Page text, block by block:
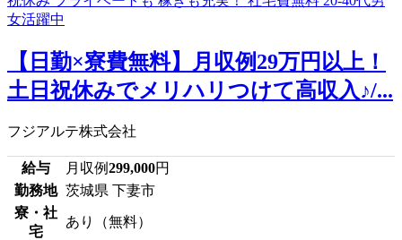
【日勤×寮費無料】月収例29万円以上！
土日祝休みでメリハリつけて高収入♪/...
フジアルテ株式会社
給与 月収例299,000円
勤務地 茨城県 下妻市
寮・社
宅
あり（無料）